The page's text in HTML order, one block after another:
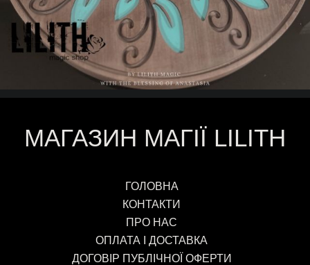
МАГАЗИН МАГІЇ LILITH
ГОЛОВНА
КОНТАКТИ
ПРО НАС
ОПЛАТА І ДОСТАВКА
ДОГОВІР ПУБЛІЧНОЇ ОФЕРТИ